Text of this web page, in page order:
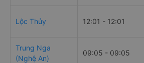
Lộc Thủy 12:01 - 12:01
Trung Nga
(Nghệ An)
09:05 - 09:05